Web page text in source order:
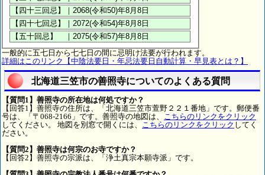
一般的に五七日から七七日の間に忌明け法要が行われます。
詳細はこのリンク【中陰法要日・年忌法要日自動計算・早見表とは？】
北海道三笠市の善照寺についてのよくある質問
【質問1】善照寺の所在地は何処ですか？
【回答1】善照寺の住所は、「北海道三笠市萱野２２１番地」です。郵便番
号は、「〒068-2166」です。善照寺の地図は、 こちらのリンクをクリック
してください。 地図を別窓で開くには、 こちらのリンクをクリック してく
ださい。
【質問2】善照寺は何宗のお寺ですか？
【回答2】善照寺の宗派は、「浄土真宗本願寺派」です。